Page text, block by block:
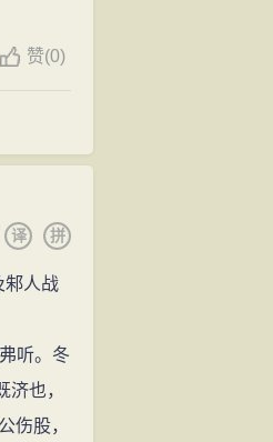
赞(0)
拼
译
人战
听。冬
也，
伤股，